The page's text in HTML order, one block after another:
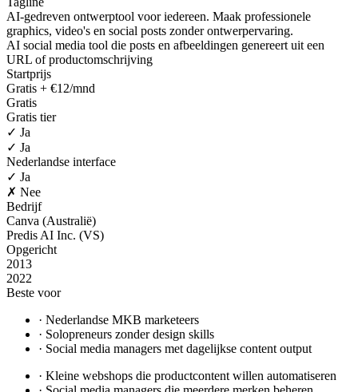
AI-gedreven ontwerptool voor iedereen. Maak professionele
graphics, video's en social posts zonder ontwerpervaring.
AI social media tool die posts en afbeeldingen genereert uit een
URL of productomschrijving
Startprijs
Gratis + €12/mnd
Gratis
Gratis tier
✓ Ja
✓ Ja
Nederlandse interface
✓ Ja
✗ Nee
Bedrijf
Canva (Australië)
Predis AI Inc. (VS)
Opgericht
2013
2022
Beste voor
· Nederlandse MKB marketeers
· Solopreneurs zonder design skills
· Social media managers met dagelijkse content output
· Kleine webshops die productcontent willen automatiseren